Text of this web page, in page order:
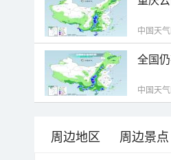
中国天气
全国
中国天气
周边地区 周边景点